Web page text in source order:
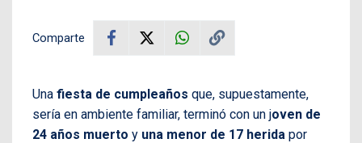
Comparte
Una fiesta de cumpleaños que, supuestamente,
sería en ambiente familiar, terminó con un joven de
24 años muerto y una menor de 17 herida por